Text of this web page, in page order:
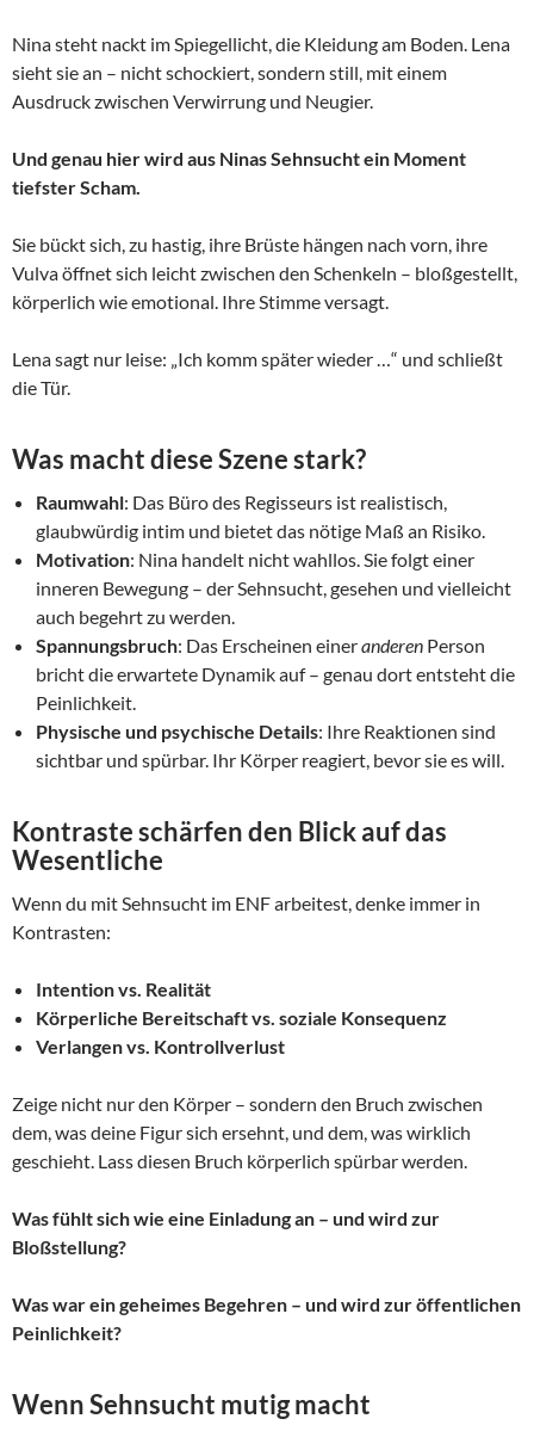
Nina steht nackt im Spiegellicht, die Kleidung am Boden. Lena
sieht sie an – nicht schockiert, sondern still, mit einem
Ausdruck zwischen Verwirrung und Neugier.
Und genau hier wird aus Ninas Sehnsucht ein Moment
tiefster Scham.
Sie bückt sich, zu hastig, ihre Brüste hängen nach vorn, ihre
Vulva öffnet sich leicht zwischen den Schenkeln – bloßgestellt,
körperlich wie emotional. Ihre Stimme versagt.
Lena sagt nur leise: „Ich komm später wieder …“ und schließt
die Tür.
Was macht diese Szene stark?
Raumwahl: Das Büro des Regisseurs ist realistisch,
glaubwürdig intim und bietet das nötige Maß an Risiko.
Motivation: Nina handelt nicht wahllos. Sie folgt einer
inneren Bewegung – der Sehnsucht, gesehen und vielleicht
auch begehrt zu werden.
Spannungsbruch: Das Erscheinen eineranderen Person
bricht die erwartete Dynamik auf – genau dort entsteht die
Peinlichkeit.
Physische und psychische Details: Ihre Reaktionen sind
sichtbar und spürbar. Ihr Körper reagiert, bevor sie es will.
Kontraste schärfen den Blick auf das
Wesentliche
Wenn du mit Sehnsucht im ENF arbeitest, denke immer in
Kontrasten:
Intention vs. Realität
Körperliche Bereitschaft vs. soziale Konsequenz
Verlangen vs. Kontrollverlust
Zeige nicht nur den Körper – sondern den Bruch zwischen
dem, was deine Figur sich ersehnt, und dem, was wirklich
geschieht. Lass diesen Bruch körperlich spürbar werden.
Was fühlt sich wie eine Einladung an – und wird zur
Bloßstellung?
Was war ein geheimes Begehren – und wird zur öffentlichen
Peinlichkeit?
Wenn Sehnsucht mutig macht